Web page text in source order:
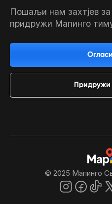
Пошаљи нам захтјев
придружи Мапинго
© 2025 Мапинго